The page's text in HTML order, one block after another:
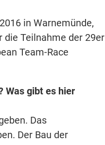
in Warnemünde,
die Teilnahme der 29er
Team-Race
Was gibt es hier
Das
Der Bau der